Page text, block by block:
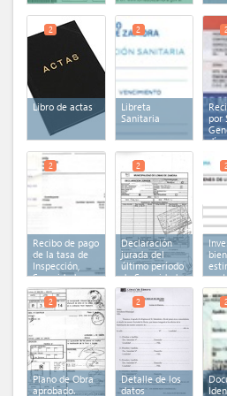
Libro de actas
2
Libreta
Sanitaria
2
por
día
2
Recibo de pago
de la tasa de
Inspección,
Seguridad e
Higiene
2
Declaración
jurada del
último período
de Seguridad e
Higiene
2 2
Plano de Obra
aprobado.
2
Detalle de los
datos
2 2